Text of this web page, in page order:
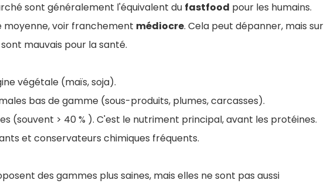
sont généralement l'équivalent du fastfood pour les humains.
moyenne, voir franchement médiocre. Cela peut dépanner, mais sur
mauvais pour la santé.
végétale (maïs, soja).
bas de gamme (sous-produits, plumes, carcasses).
(souvent > 40 % ). C'est le nutriment principal, avant les protéines.
et conservateurs chimiques fréquents.
des gammes plus saines, mais elles ne sont pas aussi